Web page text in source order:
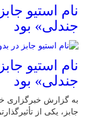
نام استیو
جندلی» بود
نام استیو
جندلی» بود
به گزارش خبرگزاری
جابز، یکی از